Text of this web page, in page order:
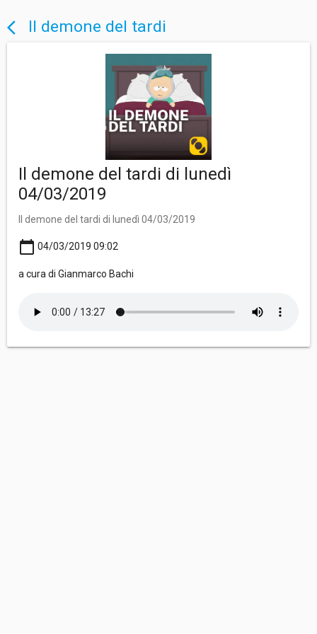
arrow_back_ios Il demone del tardi
Il demone del tardi di lunedì
04/03/2019
Il demone del tardi di lunedì 04/03/2019
calendar_today 04/03/2019 09:02
a cura di Gianmarco Bachi